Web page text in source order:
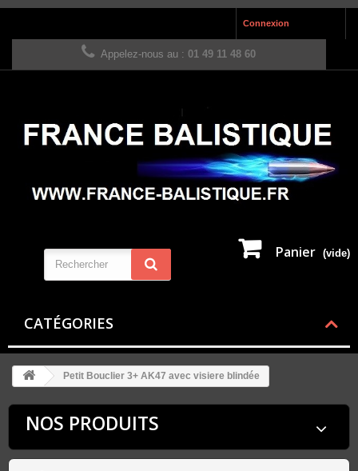
Connexion
Appelez-nous au : 01 49 11 48 60
Panier (vide)
CATÉGORIES
Petit Bouclier 3+ AK47 avec visiere blindée
NOS PRODUITS